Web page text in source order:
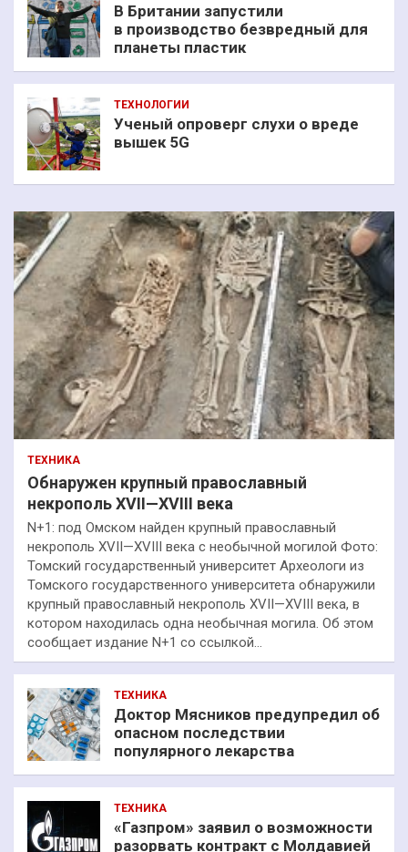
В Британии запустили
в производство безвредный для
планеты пластик
ТЕХНОЛОГИИ
Ученый опроверг слухи о вреде
вышек 5G
ТЕХНИКА
Обнаружен крупный православный
некрополь XVII—XVIII века
N+1: под Омском найден крупный православный
некрополь XVII—XVIII века с необычной могилой Фото:
Томский государственный университет Археологи из
Томского государственного университета обнаружили
крупный православный некрополь XVII—XVIII века, в
котором находилась одна необычная могила. Об этом
сообщает издание N+1 со ссылкой…
ТЕХНИКА
Доктор Мясников предупредил об
опасном последствии
популярного лекарства
ТЕХНИКА
«Газпром» заявил о возможности
разорвать контракт с Молдавией